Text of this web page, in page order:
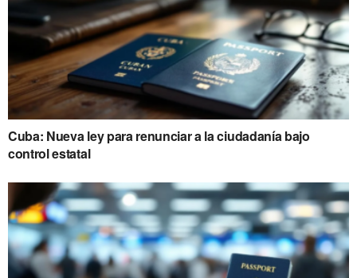
Cuba: Nueva ley para renunciar a la ciudadanía bajo
control estatal